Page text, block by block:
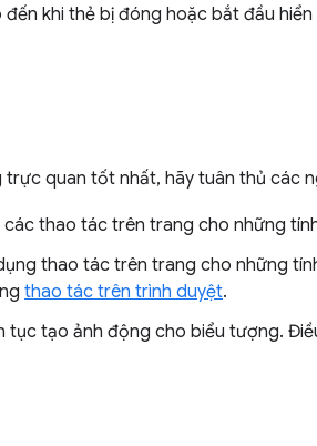
đến khi thẻ bị đóng hoặc bắt đầu
quan tốt nhất, hãy tuân thủ các
thao tác trên trang cho những
thao tác trên trang cho những
thao tác trên trình duyệt.
tục tạo ảnh động cho biểu tượng.